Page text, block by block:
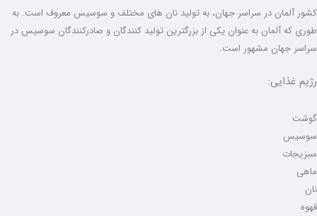
کشور آلمان در سراسر جهان، به تولید نان های مختلف و سوسیس معروف است. به
طوری که آلمان به عنوان یکی از بزرگترین تولید کنندگان و صادرکنندگان سوسیس در
سراسر جهان مشهور است.
رژیم غذایی:
گوشت
سوسیس
سبزیجات
ماهی
نان
قهوه